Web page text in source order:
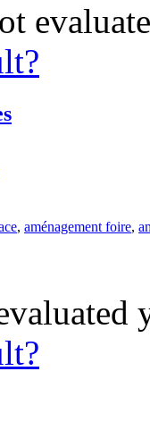
, aménagement foire,